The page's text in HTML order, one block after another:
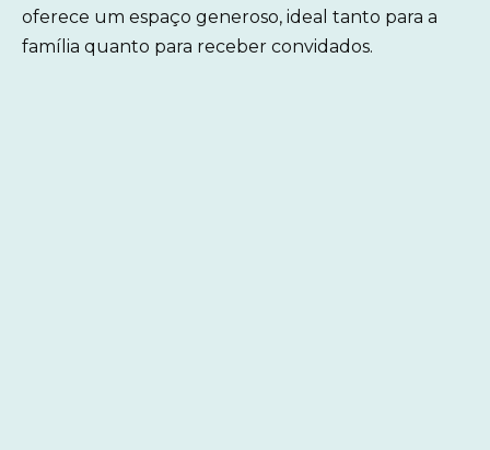
oferece um espaço generoso, ideal tanto para a
família quanto para receber convidados.